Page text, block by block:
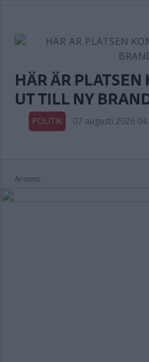
HÄR ÄR
UT TILL NY
POLITIK 07 augusti 2026
Annons: